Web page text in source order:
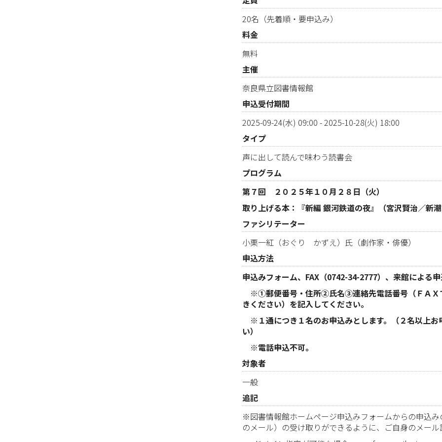
20名（先着順・要申込み）
料金
無料
主催
奈良県立図書情報館
申込受付期間
2025-09-24(水) 09:00 -2025-10-28(火) 18:00
タイプ
声に出して読んで味わう読書会
プログラム
第７回 ２０２５年１０月２８日（火）
取り上げる本：『新編 銀河鉄道の夜』（宮沢賢治／新
ファシリテーター
小栗一紅（おぐり かずえ）氏（劇作家・俳優）
申込方法
申込みフォーム、FAX（0742-34-2777）、来館による
※①郵便番号・住所②氏名③連絡先電話番号（ＦＡＸ
きください）を記入してください。
※１通につき１名のお申込みとします。（２名以上
い）
※電話申込不可。
対象者
一般
追記
※図書情報館ホームページ申込みフォームからの申込
のメール）の受け取りができるように、ご自身のメー